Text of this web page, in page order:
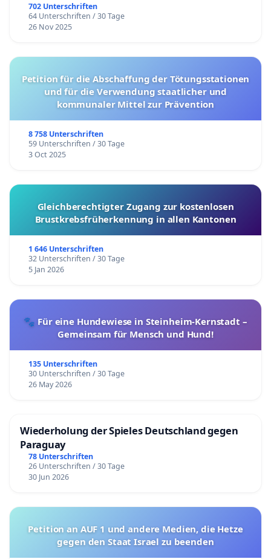
702 Unterschriften
64 Unterschriften / 30 Tage
26 Nov 2025
Petition für die Abschaffung der Tötungsstationen
und für die Verwendung staatlicher und
kommunaler Mittel zur Prävention
8 758 Unterschriften
59 Unterschriften / 30 Tage
3 Oct 2025
Gleichberechtigter Zugang zur kostenlosen
Brustkrebsfrüherkennung in allen Kantonen
1 646 Unterschriften
32 Unterschriften / 30 Tage
5 Jan 2026
🐾 Für eine Hundewiese in Steinheim-Kernstadt –
Gemeinsam für Mensch und Hund!
135 Unterschriften
30 Unterschriften / 30 Tage
26 May 2026
Wiederholung der Spieles Deutschland gegen
Paraguay
78 Unterschriften
26 Unterschriften / 30 Tage
30 Jun 2026
Petition an AUF 1 und andere Medien, die Hetze
gegen den Staat Israel zu beenden